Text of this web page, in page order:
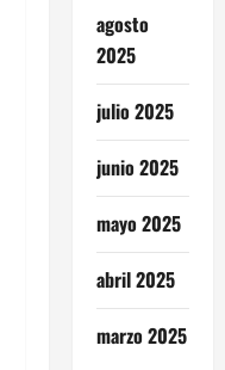
agosto
2025
julio 2025
junio 2025
mayo 2025
abril 2025
marzo 2025